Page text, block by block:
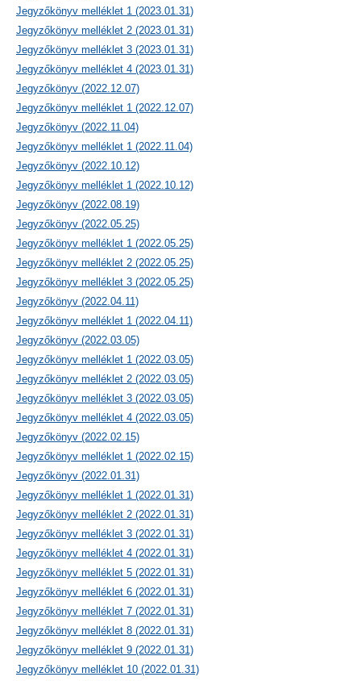
Jegyzőkönyv melléklet 1 (2023.01.31)
Jegyzőkönyv melléklet 2 (2023.01.31)
Jegyzőkönyv melléklet 3 (2023.01.31)
Jegyzőkönyv melléklet 4 (2023.01.31)
Jegyzőkönyv (2022.12.07)
Jegyzőkönyv melléklet 1 (2022.12.07)
Jegyzőkönyv (2022.11.04)
Jegyzőkönyv melléklet 1 (2022.11.04)
Jegyzőkönyv (2022.10.12)
Jegyzőkönyv melléklet 1 (2022.10.12)
Jegyzőkönyv (2022.08.19)
Jegyzőkönyv (2022.05.25)
Jegyzőkönyv melléklet 1 (2022.05.25)
Jegyzőkönyv melléklet 2 (2022.05.25)
Jegyzőkönyv melléklet 3 (2022.05.25)
Jegyzőkönyv (2022.04.11)
Jegyzőkönyv melléklet 1 (2022.04.11)
Jegyzőkönyv (2022.03.05)
Jegyzőkönyv melléklet 1 (2022.03.05)
Jegyzőkönyv melléklet 2 (2022.03.05)
Jegyzőkönyv melléklet 3 (2022.03.05)
Jegyzőkönyv melléklet 4 (2022.03.05)
Jegyzőkönyv (2022.02.15)
Jegyzőkönyv melléklet 1 (2022.02.15)
Jegyzőkönyv (2022.01.31)
Jegyzőkönyv melléklet 1 (2022.01.31)
Jegyzőkönyv melléklet 2 (2022.01.31)
Jegyzőkönyv melléklet 3 (2022.01.31)
Jegyzőkönyv melléklet 4 (2022.01.31)
Jegyzőkönyv melléklet 5 (2022.01.31)
Jegyzőkönyv melléklet 6 (2022.01.31)
Jegyzőkönyv melléklet 7 (2022.01.31)
Jegyzőkönyv melléklet 8 (2022.01.31)
Jegyzőkönyv melléklet 9 (2022.01.31)
Jegyzőkönyv melléklet 10 (2022.01.31)